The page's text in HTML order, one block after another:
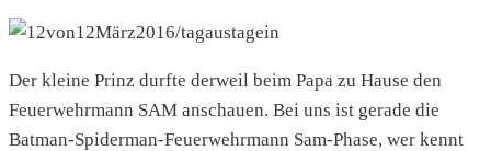
Der kleine Prinz durfte derweil beim Papa zu Hause den
Feuerwehrmann SAM anschauen. Bei uns ist gerade die
Batman-Spiderman-Feuerwehrmann Sam-Phase, wer kennt